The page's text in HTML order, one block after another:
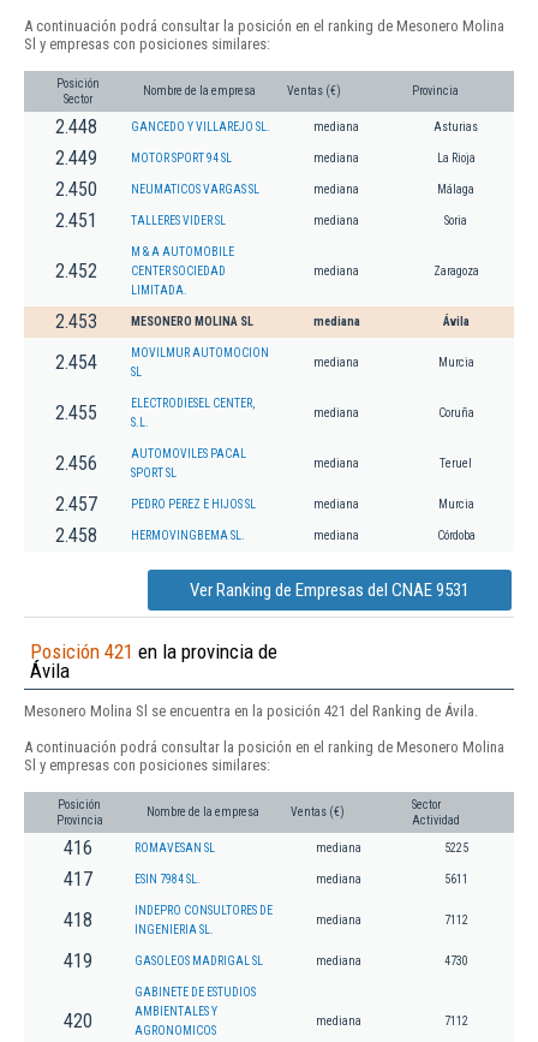
A continuación podrá consultar la posición en el ranking de Mesonero Molina
Sl y empresas con posiciones similares:
Posición
Sector
Nombre de la empresa Ventas (€) Provincia
2.448 GANCEDO Y VILLAREJO SL. mediana Asturias
2.449 MOTOR SPORT 94 SL mediana La Rioja
2.450 NEUMATICOS VARGAS SL mediana Málaga
2.451 TALLERES VIDER SL mediana Soria
2.452
M & A AUTOMOBILE
CENTER SOCIEDAD
LIMITADA.
mediana Zaragoza
2.453 MESONERO MOLINA SL mediana Ávila
2.454
MOVILMUR AUTOMOCION
SL
mediana Murcia
2.455
ELECTRODIESEL CENTER,
S.L.
mediana Coruña
2.456
AUTOMOVILES PACAL
SPORT SL
mediana Teruel
2.457 PEDRO PEREZ E HIJOS SL mediana Murcia
2.458 HERMOVINGBEMA SL. mediana Córdoba
Ver Ranking de Empresas del CNAE 9531
Posición 421 en la provincia de
Ávila
Mesonero Molina Sl se encuentra en la posición 421 del Ranking de Ávila.
A continuación podrá consultar la posición en el ranking de Mesonero Molina
Sl y empresas con posiciones similares:
Posición
Provincia
Nombre de la empresa Ventas (€)
Sector
Actividad
416 ROMAVESAN SL mediana 5225
417 ESIN 7984 SL. mediana 5611
418
INDEPRO CONSULTORES DE
INGENIERIA SL.
mediana 7112
419 GASOLEOS MADRIGAL SL mediana 4730
420
GABINETE DE ESTUDIOS
AMBIENTALES Y
AGRONOMICOS
mediana 7112